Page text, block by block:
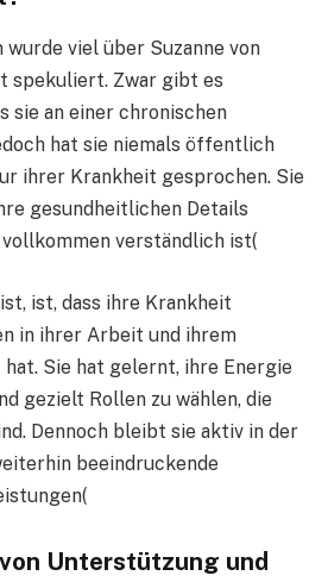
wurde viel über Suzanne von
spekuliert. Zwar gibt es
sie an einer chronischen
hat sie niemals öffentlich
ihrer Krankheit gesprochen. Sie
gesundheitlichen Details
verständlich ist​(
ist, dass ihre Krankheit
in ihrer Arbeit und ihrem
Sie hat gelernt, ihre Energie
gezielt Rollen zu wählen, die
Dennoch bleibt sie aktiv in der
beeindruckende
(
Unterstützung und